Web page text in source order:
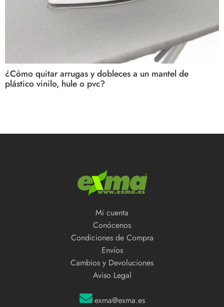
¿Cómo quitar arrugas y dobleces a un mantel de
plástico vinilo, hule o pvc?
Mi cuenta
Conócenos
Condiciones de Compra
Envíos
Cambios y Devoluciones
Aviso Legal
exma@exma.es